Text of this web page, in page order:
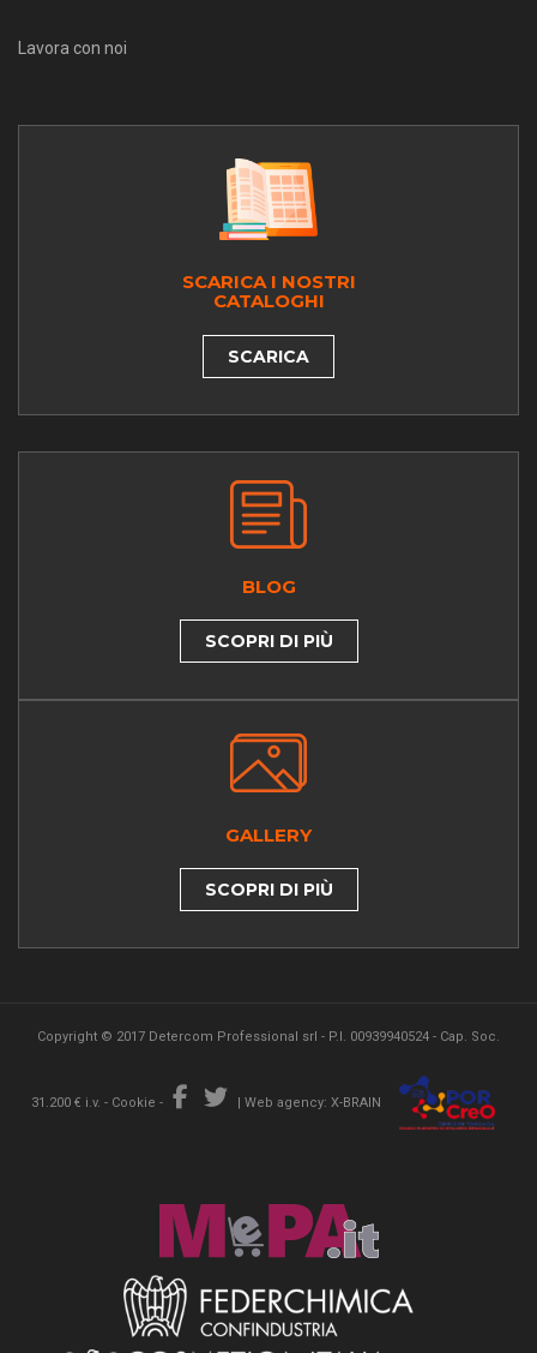
Lavora con noi
SCARICA I NOSTRI
CATALOGHI
SCARICA
BLOG
SCOPRI DI PIÙ
GALLERY
SCOPRI DI PIÙ
Copyright © 2017 Detercom Professional srl - P.I. 00939940524 - Cap. Soc.
31.200 € i.v. - Cookie - | Web agency: X-BRAIN